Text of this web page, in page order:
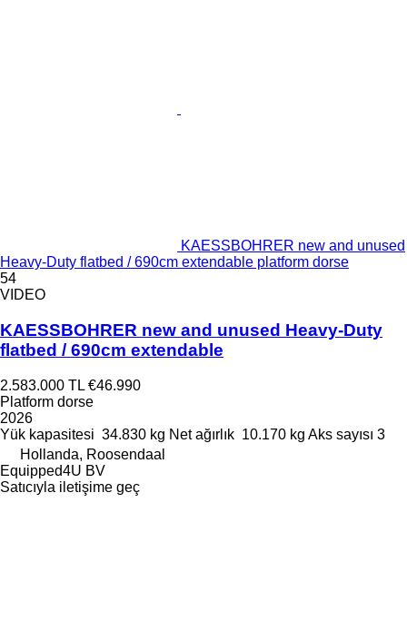
KAESSBOHRER new and unused
Heavy-Duty flatbed / 690cm extendable platform dorse
54
VIDEO
KAESSBOHRER new and unused Heavy-Duty
flatbed / 690cm extendable
2.583.000 TL €46.990
Platform dorse
2026
Yük kapasitesi 34.830 kg Net ağırlık 10.170 kg Aks sayısı 3
Hollanda, Roosendaal
Equipped4U BV
Satıcıyla iletişime geç